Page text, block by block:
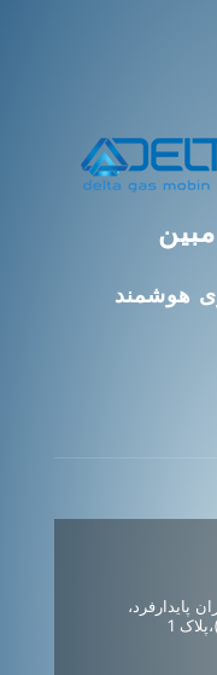
هوشمند
پایدارفرد،
1